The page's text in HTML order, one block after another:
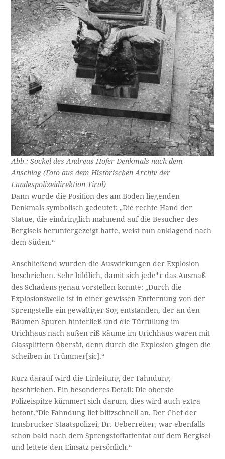
Abb.: Sockel des Andreas Hofer Denkmals nach dem
Anschlag (Foto aus dem Historischen Archiv der
Landespolizeidirektion Tirol)
Dann wurde die Position des am Boden liegenden
Denkmals symbolisch gedeutet: „Die rechte Hand der
Statue, die eindringlich mahnend auf die Besucher des
Bergisels heruntergezeigt hatte, weist nun anklagend nach
dem Süden.“
Anschließend wurden die Auswirkungen der Explosion
beschrieben. Sehr bildlich, damit sich jede*r das Ausmaß
des Schadens genau vorstellen konnte: „Durch die
Explosionswelle ist in einer gewissen Entfernung von der
Sprengstelle ein gewaltiger Sog entstanden, der an den
Bäumen Spuren hinterließ und die Türfüllung im
Urichhaus nach außen riß Räume im Urichhaus waren mit
Glassplittern übersät, denn durch die Explosion gingen die
Scheiben in Trümmer[sic].“
Kurz darauf wird die Einleitung der Fahndung
beschrieben. Ein besonderes Detail: Die oberste
Polizeispitze kümmert sich darum, dies wird auch extra
betont.“Die Fahndung lief blitzschnell an. Der Chef der
Innsbrucker Staatspolizei, Dr. Ueberreiter, war ebenfalls
schon bald nach dem Sprengstoffattentat auf dem Bergisel
und leitete den Einsatz persönlich.“